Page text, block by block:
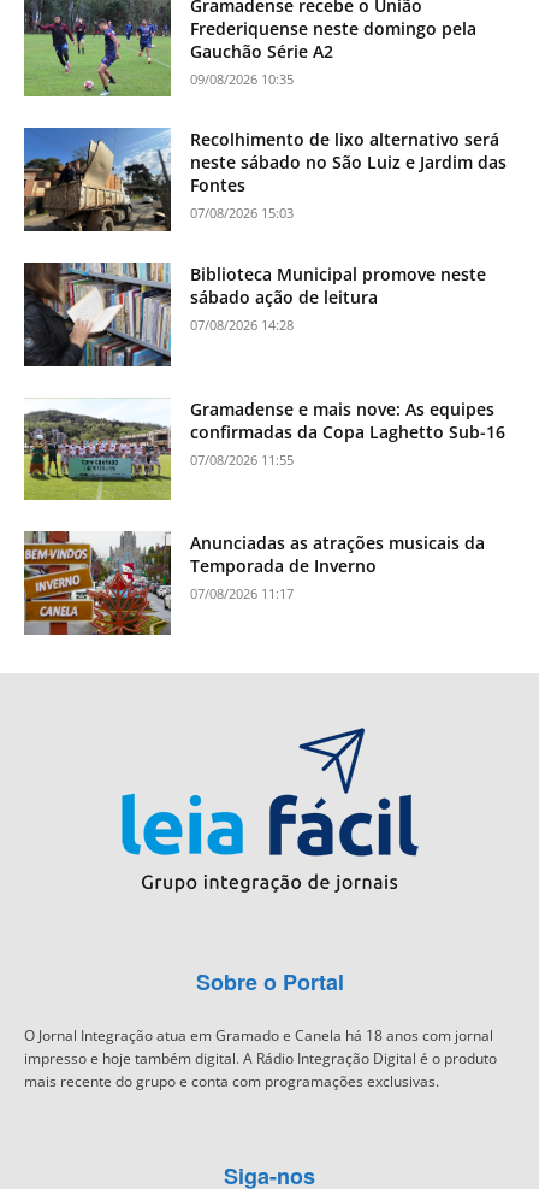
Gramadense recebe o União
Frederiquense neste domingo pela
Gauchão Série A2
09/08/2026 10:35
Recolhimento de lixo alternativo será
neste sábado no São Luiz e Jardim das
Fontes
07/08/2026 15:03
Biblioteca Municipal promove neste
sábado ação de leitura
07/08/2026 14:28
Gramadense e mais nove: As equipes
confirmadas da Copa Laghetto Sub-16
07/08/2026 11:55
Anunciadas as atrações musicais da
Temporada de Inverno
07/08/2026 11:17
Sobre o Portal
O Jornal Integração atua em Gramado e Canela há 18 anos com jornal
impresso e hoje também digital. A Rádio Integração Digital é o produto
mais recente do grupo e conta com programações exclusivas.
Siga-nos